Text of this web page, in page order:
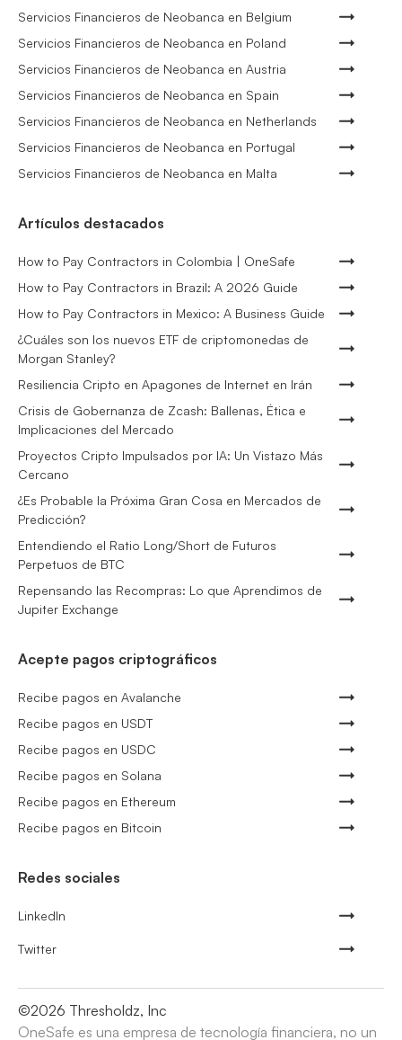
Servicios Financieros de Neobanca en Belgium
Servicios Financieros de Neobanca en Poland
Servicios Financieros de Neobanca en Austria
Servicios Financieros de Neobanca en Spain
Servicios Financieros de Neobanca en Netherlands
Servicios Financieros de Neobanca en Portugal
Servicios Financieros de Neobanca en Malta
Artículos destacados
How to Pay Contractors in Colombia | OneSafe
How to Pay Contractors in Brazil: A 2026 Guide
How to Pay Contractors in Mexico: A Business Guide
¿Cuáles son los nuevos ETF de criptomonedas de
Morgan Stanley?
Resiliencia Cripto en Apagones de Internet en Irán
Crisis de Gobernanza de Zcash: Ballenas, Ética e
Implicaciones del Mercado
Proyectos Cripto Impulsados por IA: Un Vistazo Más
Cercano
¿Es Probable la Próxima Gran Cosa en Mercados de
Predicción?
Entendiendo el Ratio Long/Short de Futuros
Perpetuos de BTC
Repensando las Recompras: Lo que Aprendimos de
Jupiter Exchange
Acepte pagos criptográficos
Recibe pagos en Avalanche
Recibe pagos en USDT
Recibe pagos en USDC
Recibe pagos en Solana
Recibe pagos en Ethereum
Recibe pagos en Bitcoin
Redes sociales
LinkedIn
Twitter
©2026 Thresholdz, Inc
OneSafe es una empresa de tecnología financiera, no un